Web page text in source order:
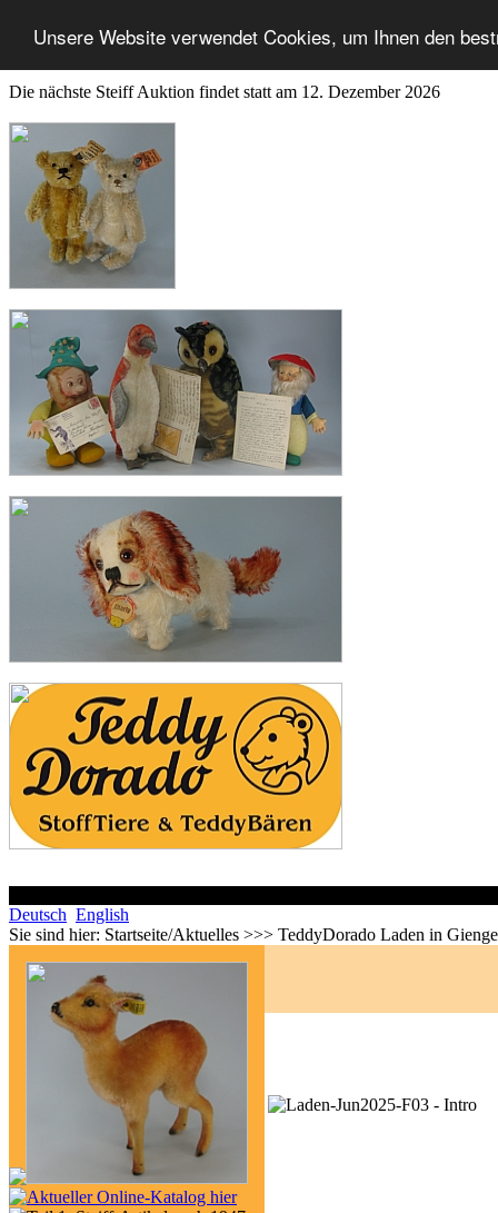
Unsere Website verwendet Cookies, um Ihnen den
Die nächste Steiff Auktion findet statt am 12. Dezember 2026
Deutsch English
Sie sind hier: Startseite/Aktuelles >>> TeddyDorado Laden in